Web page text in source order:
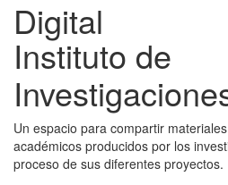
Digital
Instituto de
Un espacio para compartir
académicos producidos por los
proceso de sus diferentes proyectos.